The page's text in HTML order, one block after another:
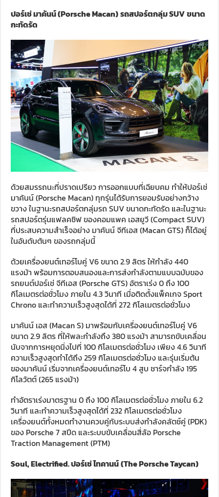
ปอร์เช่ มาคันน์(Porsche Macan)รถสปอร์ตกลุ่มSUVขนาด
กะทัดรัด
ด้วยสมรรถนะที่ปราดเปรียว การออกแบบที่เฉียบคม ทำให้ปอร์เช่
มาคันน์ (Porsche Macan) ทุกรุ่นได้รับการยอมรับอย่างกว้าง
ขวาง ในฐานะรถสปอร์ตกลุ่มรถ SUV ขนาดกะทัดรัด และในฐานะ
รถสปอร์ตรุ่นแฟลคชิฟ ของคอมแพค เอสยูวี (Compact SUV)
ที่ประสบความสำเร็จอย่าง มาคันน์ จีทีเอส (Macan GTS) ก็ได้อยู่
ในอันดับต้นๆ ของรถกลุ่มนี้
ด้วยเครื่องยนต์เทอร์โบคู่ V6 ขนาด 2.9 ลิตร ให้กำลัง 440
แรงม้า พร้อมการตอบสนองและการส่งกำลังตามแบบฉบับของ
รถยนต์ปอร์เช่ จีทีเอส (Porsche GTS) อัตราเร่ง 0 ถึง 100
กิโลเมตรต่อชั่วโมง ภายใน 4.3 วินาที เมื่อติดตั้งแพ็คเกจ Sport
Chrono และทำความเร็วสูงสุดได้ที่ 272 กิโลเมตรต่อชั่วโมง
มาคันน์ เอส (Macan S) มาพร้อมกับเครื่องยนต์เทอร์โบคู่ V6
ขนาด 2.9 ลิตร ที่ให้พละกำลังถึง 380 แรงม้า สามารถขับเคลื่อน
นับจากการหยุดนิ่งไปที่ 100 กิโลเมตรต่อชั่วโมง เพียง 4.6 วินาที
ความเร็วสูงสุดทำได้ถึง 259 กิโลเมตรต่อชั่วโมง และรุ่นเริ่มต้น
ของมาคันน์ เริ่มจากเครื่องยนต์เทอร์โบ 4 สูบ ชาร์จกำลัง 195
กิโลวัตต์ (265 แรงม้า)
ทำอัตราเร่งมาตรฐาน 0 ถึง 100 กิโลเมตรต่อชั่วโมง ภายใน 6.2
วินาที และทำความเร็วสูงสุดได้ที่ 232 กิโลเมตรต่อชั่วโมง
เครื่องยนต์ทั้งหมดทำงานควบคู่กับระบบส่งกำลังคลัตช์คู่ (PDK)
ของ Porsche 7 สปีด และระบบขับเคลื่อนสี่ล้อ Porsche
Traction Management (PTM)
Soul, Electrified.ปอร์เช่ ไทคานน์(The Porsche Taycan)